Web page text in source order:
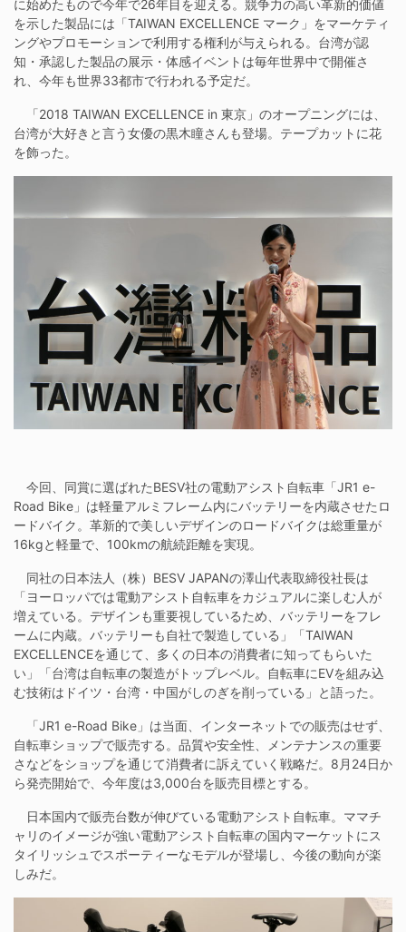
に始めたもので今年で26年目を迎える。競争力の高い革新的価値
を示した製品には「TAIWAN EXCELLENCE マーク」をマーケティ
ングやプロモーションで利用する権利が与えられる。台湾が認
知・承認した製品の展示・体感イベントは毎年世界中で開催さ
れ、今年も世界33都市で行われる予定だ。
「2018 TAIWAN EXCELLENCE in 東京」のオープニングには、
台湾が大好きと言う女優の黒木瞳さんも登場。テープカットに花
を飾った。
今回、同賞に選ばれたBESV社の電動アシスト自転車「JR1 e-
Road Bike」は軽量アルミフレーム内にバッテリーを内蔵させたロ
ードバイク。革新的で美しいデザインのロードバイクは総重量が
16kgと軽量で、100kmの航続距離を実現。
同社の日本法人（株）BESV JAPANの澤山代表取締役社長は
「ヨーロッパでは電動アシスト自転車をカジュアルに楽しむ人が
増えている。デザインも重要視しているため、バッテリーをフレ
ームに内蔵。バッテリーも自社で製造している」「TAIWAN
EXCELLENCEを通じて、多くの日本の消費者に知ってもらいた
い」「台湾は自転車の製造がトップレベル。自転車にEVを組み込
む技術はドイツ・台湾・中国がしのぎを削っている」と語った。
「JR1 e-Road Bike」は当面、インターネットでの販売はせず、
自転車ショップで販売する。品質や安全性、メンテナンスの重要
さなどをショップを通じて消費者に訴えていく戦略だ。8月24日か
ら発売開始で、今年度は3,000台を販売目標とする。
日本国内で販売台数が伸びている電動アシスト自転車。ママチ
ャリのイメージが強い電動アシスト自転車の国内マーケットにス
タイリッシュでスポーティーなモデルが登場し、今後の動向が楽
しみだ。